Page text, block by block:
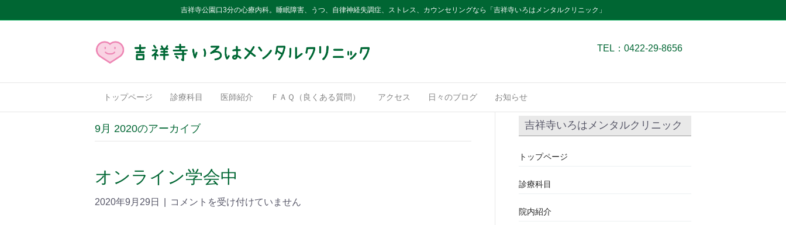
吉祥寺公園口3分の心療内科。睡眠障害、うつ、自律神経失調症、ストレス、カウンセリングなら「吉祥寺いろはメンタルクリニック」
TEL：0422-29-8656
トップページ 診療科目 医師紹介 ＦＡＱ（良くある質問） アクセス 日々のブログ お知らせ
9月 2020のアーカイブ
オンライン学会中
2020年9月29日 コメントを受け付けていません
吉祥寺いろはメンタルクリニック
トップページ
診療科目
院内紹介